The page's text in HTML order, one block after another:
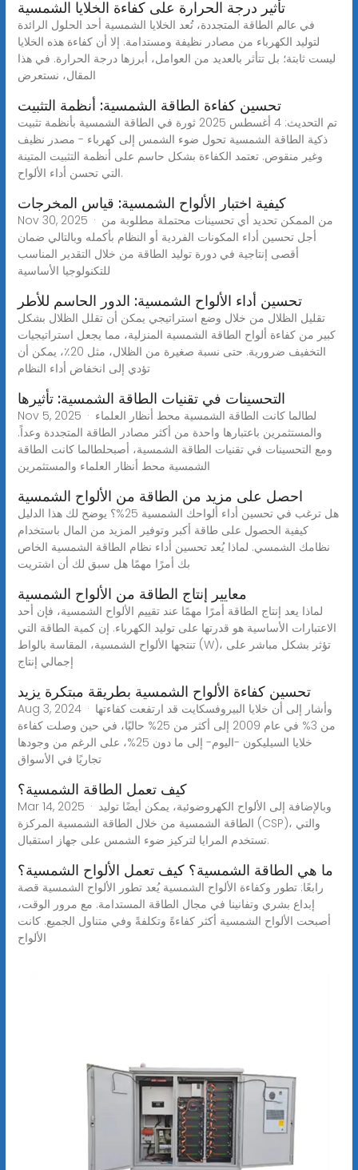
تأثير درجة الحرارة على كفاءة الخلايا الشمسية
في عالم الطاقة المتجددة، تُعد الخلايا الشمسية أحد الحلول الرائدة
لتوليد الكهرباء من مصادر نظيفة ومستدامة. إلا أن كفاءة هذه الخلايا
ليست ثابتة؛ بل تتأثر بالعديد من العوامل، أبرزها درجة الحرارة. في هذا
المقال، نستعرض
تحسين كفاءة الطاقة الشمسية: أنظمة التثبيت
تم التحديث: 4 أغسطس 2025 ثورة في الطاقة الشمسية بأنظمة تثبيت
ذكية الطاقة الشمسية تحول ضوء الشمس إلى كهرباء - مصدر نظيف
وغير منقوص. تعتمد الكفاءة بشكل حاسم على أنظمة التثبيت المتينة
التي تحسن أداء الألواح.
كيفية اختبار الألواح الشمسية: قياس المخرجات
Nov 30, 2025 · من الممكن تحديد أي تحسينات محتملة مطلوبة من
أجل تحسين أداء المكونات الفردية أو النظام بأكمله وبالتالي ضمان
أقصى إنتاجية في دورة توليد الطاقة من خلال التقدير المناسب
للتكنولوجيا الأساسية
تحسين أداء الألواح الشمسية: الدور الحاسم للأطر
تقليل الظلال من خلال وضع استراتيجي يمكن أن تقلل الظلال بشكل
كبير من كفاءة ألواح الطاقة الشمسية المنزلية، مما يجعل استراتيجيات
التخفيف ضرورية. حتى نسبة صغيرة من الظلال، مثل 20٪، يمكن أن
تؤدي إلى انخفاض أداء النظام
التحسينات في تقنيات الطاقة الشمسية: تأثيرها
Nov 5, 2025 · لطالما كانت الطاقة الشمسية محط أنظار العلماء
والمستثمرين باعتبارها واحدة من أكثر مصادر الطاقة المتجددة وعداً.
ومع التحسينات في تقنيات الطاقة الشمسية، أصبحلطالما كانت الطاقة
الشمسية محط أنظار العلماء والمستثمرين
احصل على مزيد من الطاقة من الألواح الشمسية
هل ترغب في تحسين أداء ألواحك الشمسية 25%؟ يوضح لك هذا الدليل
كيفية الحصول على طاقة أكبر وتوفير المزيد من المال باستخدام
نظامك الشمسي. لماذا يُعد تحسين أداء نظام الطاقة الشمسية الخاص
بك أمرًا مهمًا هل سبق لك أن اشتريت
معايير إنتاج الطاقة من الألواح الشمسية
لماذا يعد إنتاج الطاقة أمرًا مهمًا عند تقييم الألواح الشمسية، فإن أحد
الاعتبارات الأساسية هو قدرتها على توليد الكهرباء. إن كمية الطاقة التي
تنتجها الألواح الشمسية، المقاسة بالواط (W)، تؤثر بشكل مباشر على
إجمالي إنتاج
تحسين كفاءة الألواح الشمسية بطريقة مبتكرة يزيد
Aug 3, 2024 · وأشار إلى أن خلايا البيروفسكايت قد ارتفعت كفاءتها
من 3% في عام 2009 إلى أكثر من 25% حاليًا، في حين وصلت كفاءة
خلايا السيليكون -اليوم- إلى ما دون 25%، على الرغم من وجودها
تجاريًا في الأسواق
كيف تعمل الطاقة الشمسية؟
Mar 14, 2025 · وبالإضافة إلى الألواح الكهروضوئية، يمكن أيضًا توليد
الطاقة الشمسية من خلال الطاقة الشمسية المركزة (CSP)، والتي
تستخدم المرايا لتركيز ضوء الشمس على جهاز استقبال.
ما هي الطاقة الشمسية؟ كيف تعمل الألواح الشمسية؟
رابعًا: تطور وكفاءة الألواح الشمسية يُعد تطور الألواح الشمسية قصة
إبداع بشري وتفانينا في مجال الطاقة المستدامة. مع مرور الوقت،
أصبحت الألواح الشمسية أكثر كفاءةً وتكلفةً وفي متناول الجميع. كانت
الألواح